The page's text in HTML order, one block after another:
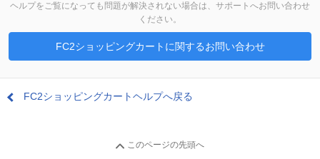
ヘルプをご覧になっても問題が解決されない場合は、サポートへお問い合わせ
ください。
FC2ショッピングカートに関するお問い合わせ
FC2ショッピングカートヘルプへ戻る
このページの先頭へ